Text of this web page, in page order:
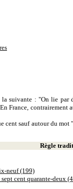
suivante : "On lie
France, contrairement
cent sauf autour du
Règle
neuf (199)
cent quarante-deux